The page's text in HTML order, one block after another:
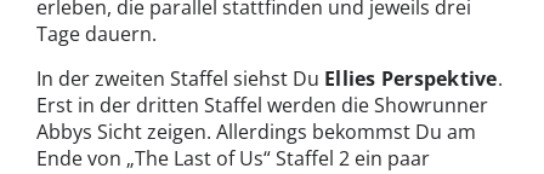
erleben, die parallel stattfinden und jeweils drei
Tage dauern.
In der zweiten Staffel siehst Du Ellies Perspektive.
Erst in der dritten Staffel werden die Showrunner
Abbys Sicht zeigen. Allerdings bekommst Du am
Ende von „The Last of Us“ Staffel 2 ein paar